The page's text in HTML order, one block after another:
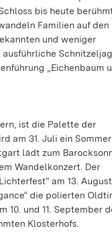
bis heute
Familien auf den
und weniger
ausführliche
„Eichenbaum
ist die Palette der
am 31. Juli ein
lädt zum
Wandelkonzert. Der
am 13.
die polierten
10. und 11. September
Klosterhofs.